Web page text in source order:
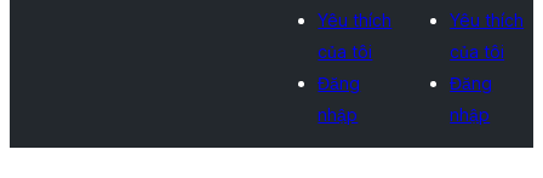
Yêu thích
của tôi
Đăng
nhập
Yêu thích
của tôi
Đăng
nhập